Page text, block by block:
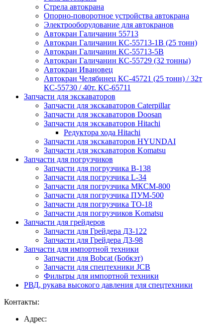
Стрела автокрана
Опорно-поворотное устройства автокрана
Электрооборудование для автокранов
Автокран Галичанин 55713
Автокран Галичанин КС-55713-1В (25 тонн)
Автокран Галичанин КС-55713-5В
Автокран Галичанин КС-55729 (32 тонны)
Автокран Ивановец
Автокран Челябинец КС-45721 (25 тонн) / 32т
КС-55730 / 40т. КС-65711
Запчасти для экскаваторов
Запчасти для экскаваторов Caterpillar
Запчасти для экскаваторов Doosan
Запчасти для экскаваторов Hitachi
Редуктора хода Hitachi
Запчасти для экскаваторов HYUNDAI
Запчасти для экскаваторов Komatsu
Запчасти для погрузчиков
Запчасти для погрузчика B-138
Запчасти для погрузчика L-34
Запчасти для погрузчика МКСМ-800
Запчасти для погрузчика ПУМ-500
Запчасти для погрузчика ТО-18
Запчасти для погрузчиков Komatsu
Запчасти для грейдеров
Запчасти для Грейдера ДЗ-122
Запчасти для Грейдера ДЗ-98
Запчасти для импортной техники
Запчасти для Bobcat (Бобкэт)
Запчасти для спецтехники JCB
Фильтры для импортной техники
РВД, рукава высокого давления для спецтехники
Контакты:
Адрес: